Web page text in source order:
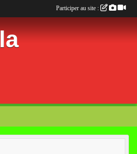
Participer au site :